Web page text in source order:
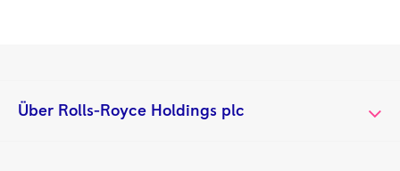
Über Rolls-Royce Holdings plc